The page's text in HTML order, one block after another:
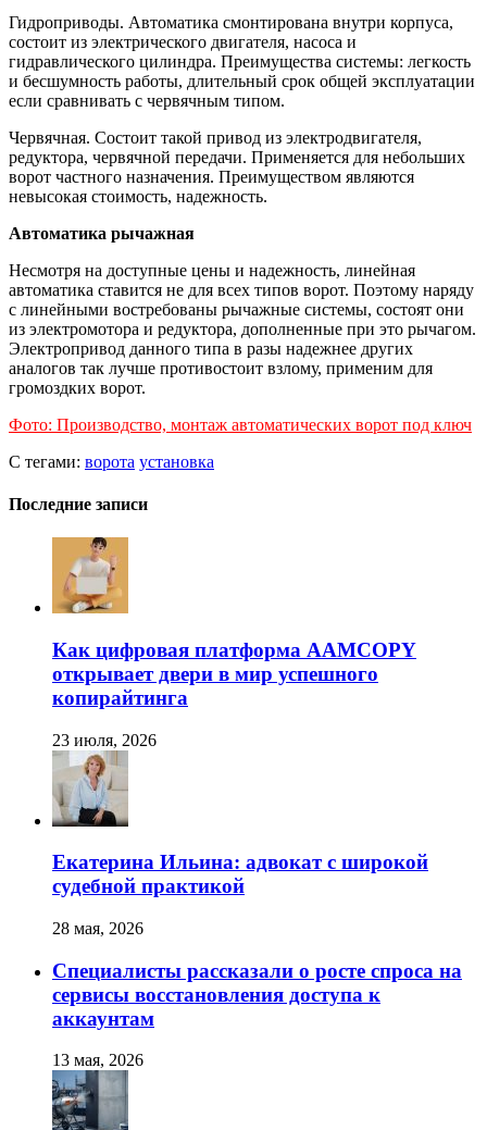
Гидроприводы. Автоматика смонтирована внутри корпуса,
состоит из электрического двигателя, насоса и
гидравлического цилиндра. Преимущества системы: легкость
и бесшумность работы, длительный срок общей эксплуатации
если сравнивать с червячным типом.
Червячная. Состоит такой привод из электродвигателя,
редуктора, червячной передачи. Применяется для небольших
ворот частного назначения. Преимуществом являются
невысокая стоимость, надежность.
Автоматика рычажная
Несмотря на доступные цены и надежность, линейная
автоматика ставится не для всех типов ворот. Поэтому наряду
с линейными востребованы рычажные системы, состоят они
из электромотора и редуктора, дополненные при это рычагом.
Электропривод данного типа в разы надежнее других
аналогов так лучше противостоит взлому, применим для
громоздких ворот.
Фото: Производство, монтаж автоматических ворот под ключ
С тегами: ворота установка
Последние записи
Как цифровая платформа AAMCOPY
открывает двери в мир успешного
копирайтинга
23 июля, 2026
Екатерина Ильина: адвокат с широкой
судебной практикой
28 мая, 2026
Специалисты рассказали о росте спроса на
сервисы восстановления доступа к
аккаунтам
13 мая, 2026